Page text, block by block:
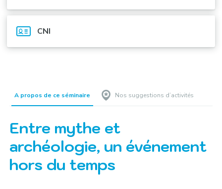
CNI
A propos de ce séminaire Nos suggestions d’activités
Entre mythe et
archéologie, un événement
hors du temps